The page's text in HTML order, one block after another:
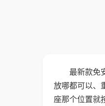
最新款免
放哪都可以、
座那个位置就